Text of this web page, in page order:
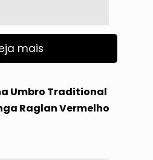
mais
Umbro Traditional
Raglan Vermelho